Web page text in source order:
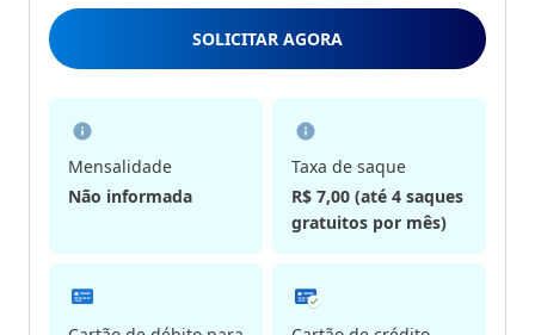
5
Estrelas
SOLICITAR AGORA
Mensalidade
Não informada
Taxa de saque
R$ 7,00 (até 4 saques
gratuitos por mês)